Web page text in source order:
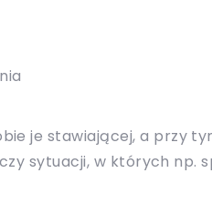
je stawiającej, a przy
sytuacji, w których np.